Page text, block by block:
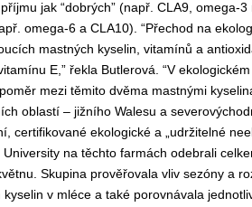
jak “dobrých” (např. CLA9, omega-3
omega-6 a CLA10). “Přechod na
mastných kyselin, vitamínů a
E,” řekla Butlerová. “V
mezi těmito dvěma mastnými
oblastí – jižního Walesu a
ekologické a „udržitelné
na těchto farmách odebrali
Skupina prověřovala vliv sezóny a
v mléce a také porovnávala